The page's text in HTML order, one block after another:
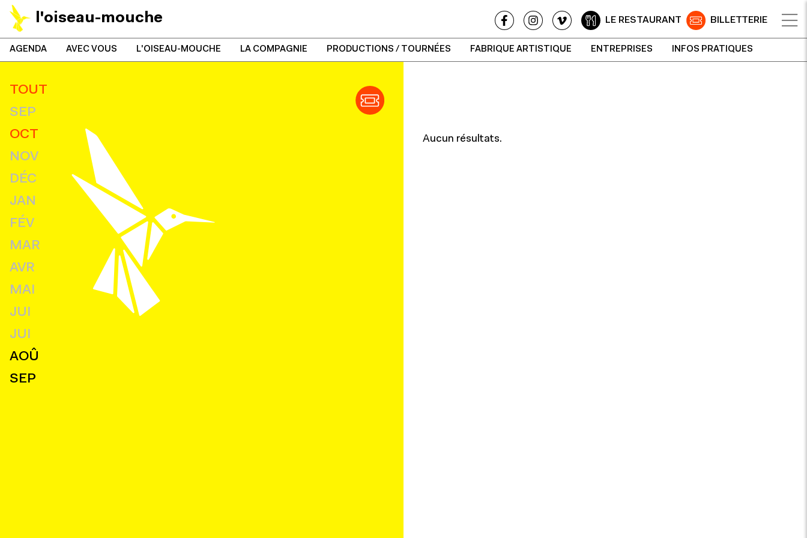
l'oiseau-mouche LE RESTAURANT BILLETTERIE
AGENDA AVEC VOUS L'OISEAU-MOUCHE LA COMPAGNIE PRODUCTIONS / TOURNÉES FABRIQUE ARTISTIQUE ENTREPRISES INFOS PRATIQUES
TOUT
SEP
OCT
NOV
DÉC
JAN
FÉV
MAR
AVR
MAI
JUI
JUI
AOÛ
SEP
Aucun résultats.